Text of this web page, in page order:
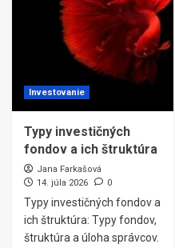
Investovanie
Typy investičných
fondov a ich štruktúra
Jana Farkašová
14. júla 2026
0
Typy investičných fondov a
ich štruktúra: Typy fondov,
štruktúra a úloha správcov.